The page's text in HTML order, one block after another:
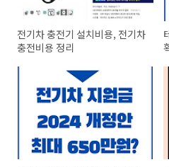
전기차 충전기 설치비용, 전기차
충전비용 정리